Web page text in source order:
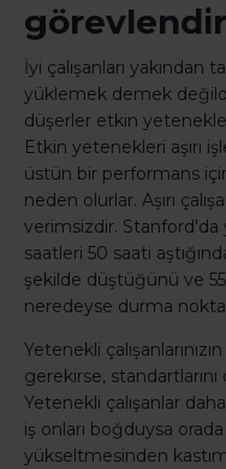
İyi çalışanları
yüklemek demek
düşerler etkin
Etkin yetenekleri aşırı
üstün bir performans
neden olurlar. Aşırı
verimsizdir. Stanford'da
saatleri 50 saati
şekilde düştüğünü ve
neredeyse durma
Yetenekli
gerekirse,
Yetenekli çalışanlar
iş onları boğduysa
yükseltmesinden